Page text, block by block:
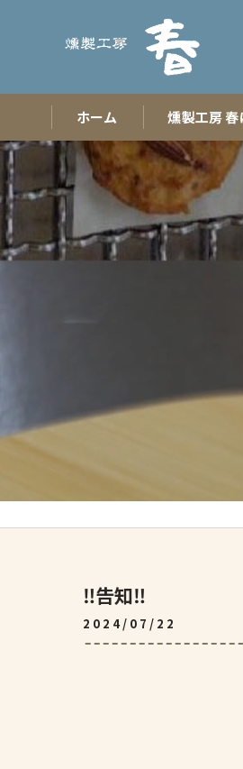
ホーム 燻製工房 春
‼️告知‼️
2024/07/22